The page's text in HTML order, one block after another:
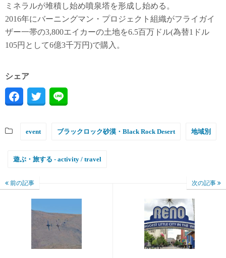
ミネラルが堆積し始め噴泉塔を形成し始める。
2016年にバーニングマン・プロジェクト組織がフライガイ
ザー一帯の3,800エイカーの土地を6.5百万ドル(為替1ドル
105円として6億3千万円)で購入。
シェア
event ブラックロック砂漠・Black Rock Desert 地域別
遊ぶ・旅する - activity / travel
前の記事 次の記事